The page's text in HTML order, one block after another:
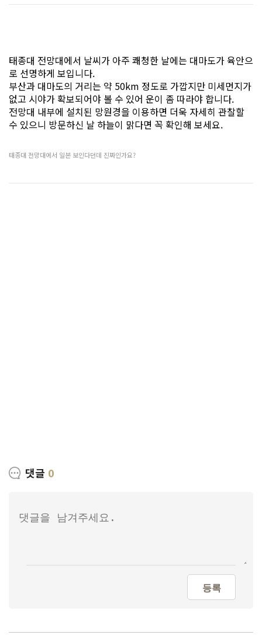
태종대 전망대에서 날씨가 아주 쾌청한 날에는 대마도가 육안으
로 선명하게 보입니다.
부산과 대마도의 거리는 약 50km 정도로 가깝지만 미세먼지가
없고 시야가 확보되어야 볼 수 있어 운이 좀 따라야 합니다.
전망대 내부에 설치된 망원경을 이용하면 더욱 자세히 관찰할
수 있으니 방문하신 날 하늘이 맑다면 꼭 확인해 보세요.
태종대 전망대에서 일본 보인다던데 진짜인가요?
댓글 0
등록